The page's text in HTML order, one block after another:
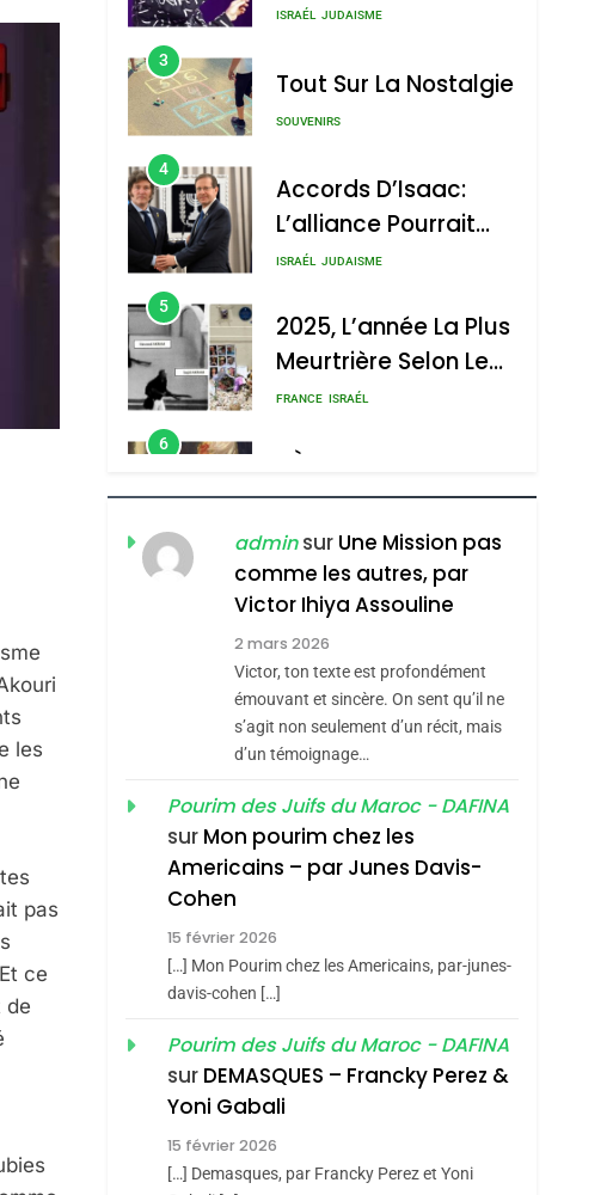
les
pas
ce
de
Nouvelle Chanson De
ISRAÉL JUDAISME
3
Tout Sur La Nostalgie
SOUVENIRS
4
Accords D’Isaac:
L’alliance Pourrait
S’étendre À 13 Pays
ISRAÉL JUDAISME
5
2025, L’année La Plus
Meurtrière Selon Le
Rapport D’ADL
FRANCE ISRAÉL
6
FIÈRE, DIGNE ET
RÉSILIENTE :
POURQUOI JE
REVENDIQUE MA
JUDAÏTE Par Thérèse
Zrihen-Dvir
ISRAÉL JUDAISME
CE QUI NOUS
MANQUE – Jacques
Hadida
JUDAISME
Maroc : Les Amandes
De Tafraout, Le Miel
De Tadla Azilal
Consacrés Produits
Du Terroir
DAFINA MAROC
Oeil Ravageur –
2
Dis Guerre»: La
Nouvelle Chanson De
Boy George
ISRAÉL JUDAISME
adminsur Une Mission pas
comme les autres, par
Victor Ihiya Assouline
2 mars 2026
Victor, ton texte est profondément
émouvant et sincère. On sent qu’il ne
s’agit non seulement d’un récit, mais
d’un témoignage…
Pourim des Juifs du Maroc - DAFINA
sur Mon pourim chez les
Americains – par Junes Davis-
Cohen
15 février 2026
[…] Mon Pourim chez les Americains, par-junes-
davis-cohen […]
Pourim des Juifs du Maroc - DAFINA
sur DEMASQUES – Francky Perez &
Yoni Gabali
15 février 2026
[…] Demasques, par Francky Perez et Yoni